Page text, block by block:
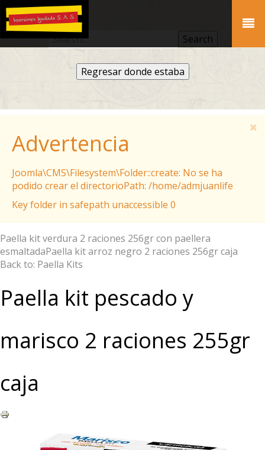
Regresar donde estaba
Advertencia
Joomla\CMS\Filesystem\Folder::create: No se ha
podido crear el directorioPath: /home/admjuanlife
Key folder in safepath unaccessible 0
Paella kit verdura 2 raciones 256gr con paellera
esmaltadaPaella kit arroz negro 2 raciones 256gr caja
Back to: Paella Kits
Paella kit pescado y
marisco 2 raciones 255gr
caja